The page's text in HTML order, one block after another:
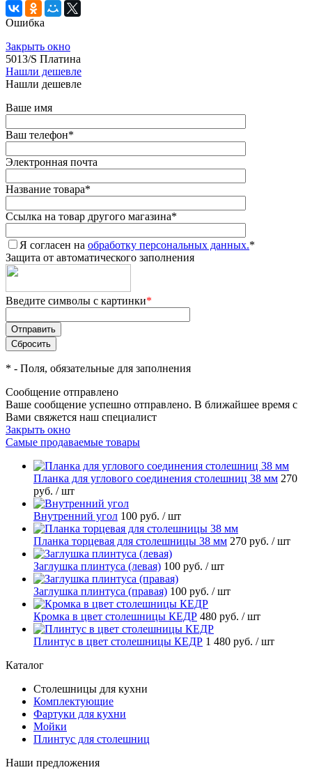
Ошибка
Закрыть окно
5013/S Платина
Нашли дешевле
Нашли дешевле
Ваше имя
Ваш телефон*
Электронная почта
Название товара*
Ссылка на товар другого магазина*
Я согласен на обработку персональных данных.*
Защита от автоматического заполнения
Введите символы с картинки*
* - Поля, обязательные для заполнения
Сообщение отправлено
Ваше сообщение успешно отправлено. В ближайшее время с
Вами свяжется наш специалист
Закрыть окно
Самые продаваемые товары
Планка для углового соединения столешниц 38 мм 270
руб. / шт
Внутренний угол 100 руб. / шт
Планка торцевая для столешницы 38 мм 270 руб. / шт
Заглушка плинтуса (левая) 100 руб. / шт
Заглушка плинтуса (правая) 100 руб. / шт
Кромка в цвет столешницы КЕДР 480 руб. / шт
Плинтус в цвет столешницы КЕДР 1 480 руб. / шт
Каталог
Столешницы для кухни
Комплектующие
Фартуки для кухни
Мойки
Плинтус для столешниц
Наши предложения